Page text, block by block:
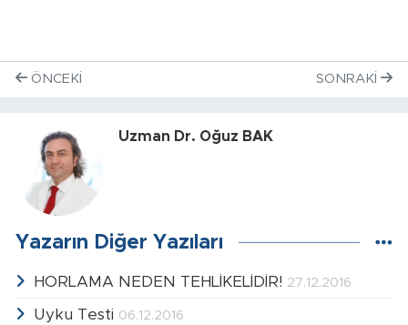
ÖNCEKI SONRAKI
Uzman Dr. Oğuz BAK
Yazarın Diğer Yazıları
HORLAMA NEDEN TEHLİKELİDİR! 27.12.2016
Uyku Testi 06.12.2016